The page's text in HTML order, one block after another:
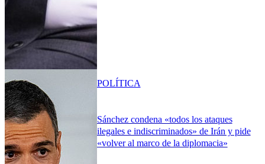
Sánchez condena «todos los ataques
ilegales e indiscriminados» de Irán y pide
«volver al marco de la diplomacia»
POLÍTICA